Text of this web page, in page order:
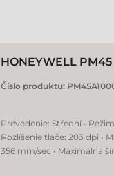
HONEYWELL
Číslo produktu:
Prevedenie: Střední •
Rozlíšenie tlače: 203 dpi •
356 mm/sec • Maximálna